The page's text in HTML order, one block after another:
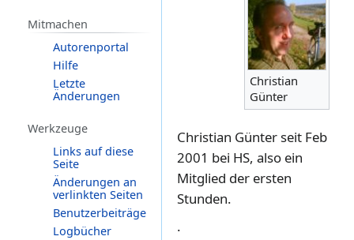
Christian
Günter
Christian Günter seit Feb
2001 bei HS, also ein
Mitglied der ersten
Stunden.
.
Mitmachen
Autorenportal
Hilfe
Letzte
Änderungen
Werkzeuge
Links auf diese
Seite
Änderungen an
verlinkten Seiten
Benutzerbeiträge
Logbücher